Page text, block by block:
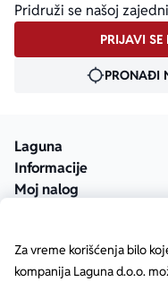
Za vreme korišćenja bilo
kompanija Laguna d.o.o.
Pridruži se našoj
PRIJAVI SE
PRONAĐI
Laguna
Informacije
Moj nalog